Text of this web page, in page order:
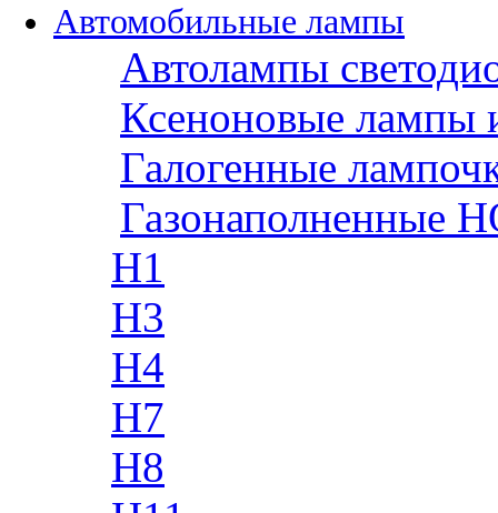
Автомобильные лампы
Автолампы
Ксеноновые лампы
Галогенные
Газонаполненные
H1
H3
H4
H7
H8